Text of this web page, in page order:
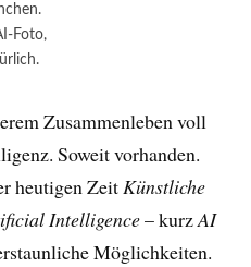
Foto,
Zusammenleben voll
Soweit vorhanden.
heutigen ZeitKünstliche
Intelligence– kurzAI
Möglichkeiten.